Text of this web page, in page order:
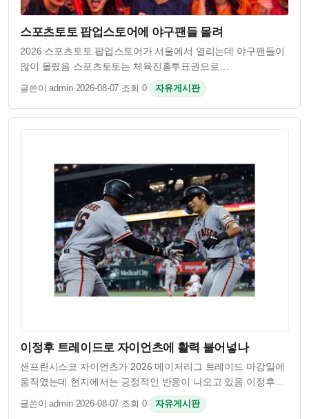
스포츠토토 팝업스토어에 야구팬들 몰려
2026 스포츠토토 팝업스토어가 서울에서 열리는데 야구팬들이
많이 몰렸음 스포츠토토는 체육진흥투표권으로
올림픽기념국민체육진흥공단이 발행하는 거임
팝업스토어에서는 야구 응원과 함께 스포츠토토 무료체험도 할
수 있대 야구장 분위기를 그대로 재현한 공간이 만들어져서
글쓴이 admin·2026-08-07·조회 0· 자유게시판
이정후 트레이드로 자이언츠에 활력 불어넣나
샌프란시스코 자이언츠가 2026 메이저리그 트레이드 마감일에
움직였는데 현지에서는 긍정적인 반응이 나오고 있음 이정후와
로건 웹 등 핵심 선수들을 떠나보내며 팀을 재정비한 거임 이번
트레이드는 이전보다 더 신중하게 진행된 듯함 자이언츠 팬들
글쓴이 admin·2026-08-07·조회 0· 자유게시판